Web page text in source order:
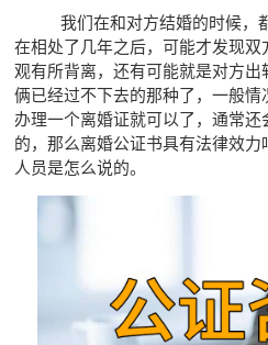
我们在和对方结婚的时候，
在相处了几年之后，可能才发现
观有所背离，还有可能就是对方
俩已经过不下去的那种了，一般
办理一个离婚证就可以了，通常
的，那么离婚公证书具有法律效
人员是怎么说的。